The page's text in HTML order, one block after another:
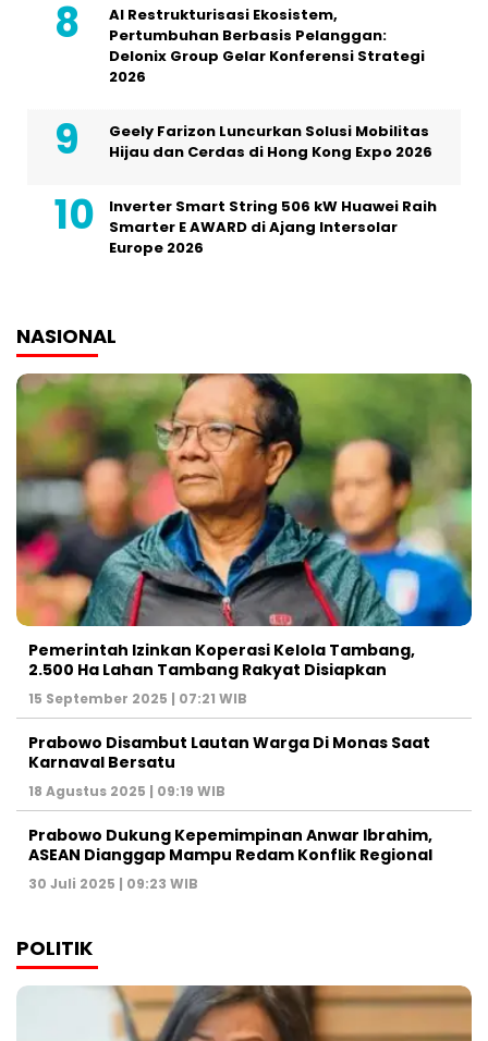
AI Restrukturisasi Ekosistem,
Pertumbuhan Berbasis Pelanggan:
Delonix Group Gelar Konferensi Strategi
2026
Geely Farizon Luncurkan Solusi Mobilitas
Hijau dan Cerdas di Hong Kong Expo 2026
Inverter Smart String 506 kW Huawei Raih
Smarter E AWARD di Ajang Intersolar
Europe 2026
NASIONAL
Pemerintah Izinkan Koperasi Kelola Tambang,
2.500 Ha Lahan Tambang Rakyat Disiapkan
15 September 2025 | 07:21 WIB
Prabowo Disambut Lautan Warga Di Monas Saat
Karnaval Bersatu
18 Agustus 2025 | 09:19 WIB
Prabowo Dukung Kepemimpinan Anwar Ibrahim,
ASEAN Dianggap Mampu Redam Konflik Regional
30 Juli 2025 | 09:23 WIB
POLITIK